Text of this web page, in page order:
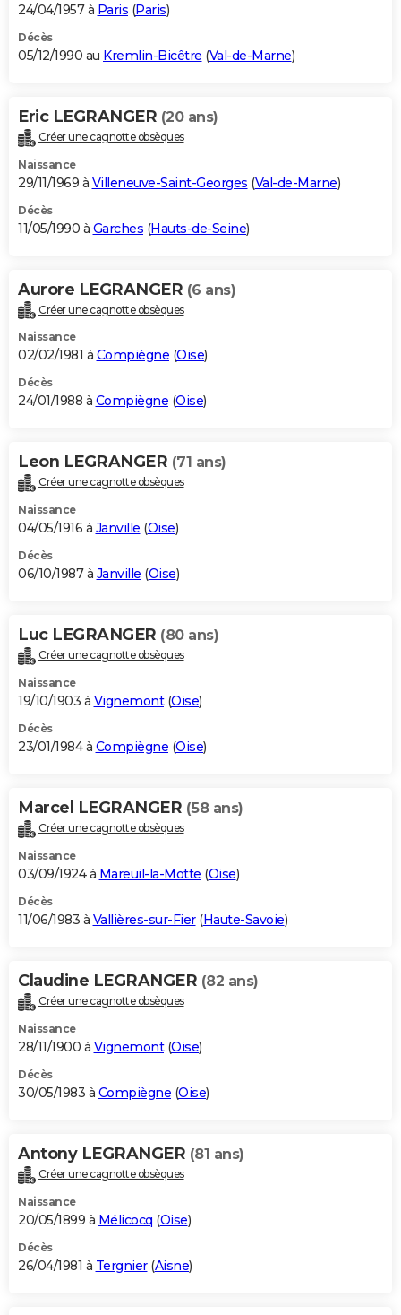
24/04/1957 à Paris (Paris)
Décès
05/12/1990 au Kremlin-Bicêtre (Val-de-Marne)
Eric LEGRANGER (20 ans)
Créer une cagnotte obsèques
Naissance
29/11/1969 à Villeneuve-Saint-Georges (Val-de-Marne)
Décès
11/05/1990 à Garches (Hauts-de-Seine)
Aurore LEGRANGER (6 ans)
Créer une cagnotte obsèques
Naissance
02/02/1981 à Compiègne (Oise)
Décès
24/01/1988 à Compiègne (Oise)
Leon LEGRANGER (71 ans)
Créer une cagnotte obsèques
Naissance
04/05/1916 à Janville (Oise)
Décès
06/10/1987 à Janville (Oise)
Luc LEGRANGER (80 ans)
Créer une cagnotte obsèques
Naissance
19/10/1903 à Vignemont(Oise)
Décès
23/01/1984 à Compiègne (Oise)
Marcel LEGRANGER (58 ans)
Créer une cagnotte obsèques
Naissance
03/09/1924 à Mareuil-la-Motte (Oise)
Décès
11/06/1983 à Vallières-sur-Fier(Haute-Savoie)
Claudine LEGRANGER (82 ans)
Créer une cagnotte obsèques
Naissance
28/11/1900 à Vignemont(Oise)
Décès
30/05/1983 à Compiègne (Oise)
Antony LEGRANGER (81 ans)
Créer une cagnotte obsèques
Naissance
20/05/1899 à Mélicocq (Oise)
Décès
26/04/1981 à Tergnier(Aisne)